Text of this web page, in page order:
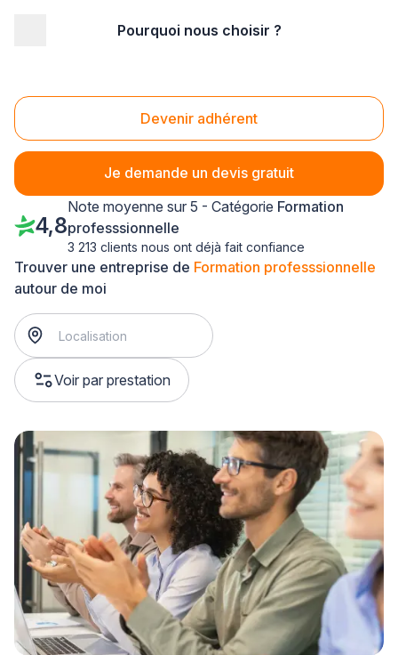
Pourquoi nous choisir ?
Devenir adhérent
Je demande un devis gratuit
Formation professsionnelle Vosges (88)
Trouver une entreprise de Formation professsionnelle
autour de moi
Voir par prestation
4,8
Note moyenne sur 5 - Catégorie Formation
professsionnelle
3 213 clients nous ont déjà fait confiance